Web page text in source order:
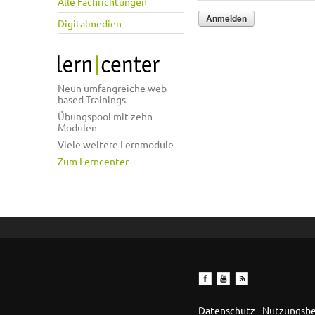
Digitalmedien
Neun umfangreiche web-
based Trainings
Übungspool mit zehn
Modulen
Viele weitere Lernmodule
Zum Lerncenter
Datenschutz